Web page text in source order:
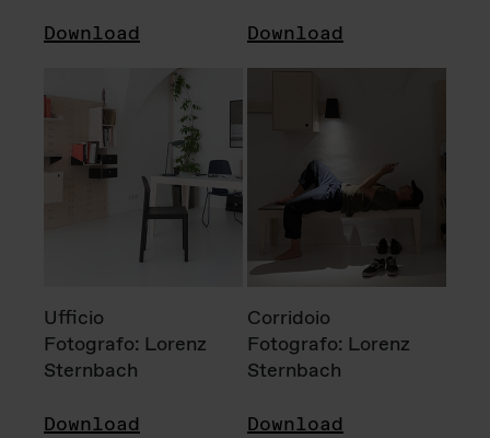
Download Download
Ufficio
Fotografo: Lorenz
Sternbach
Download
Corridoio
Fotografo: Lorenz
Sternbach
Download